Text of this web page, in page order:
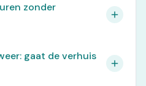
zonder
gaat de verhuis